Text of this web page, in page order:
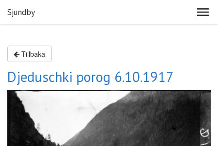
Sjundby
Tillbaka
Djeduschki porog 6.10.1917